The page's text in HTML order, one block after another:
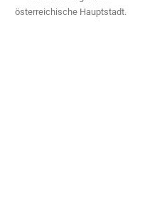
österreichische Hauptstadt.